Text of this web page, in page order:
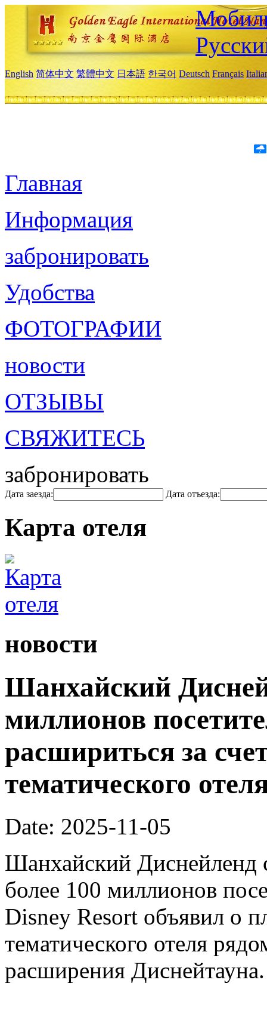
English 简体中文 繁體中文 日本語 한국어 Deutsch Français
Главная
Информация
забронировать
Удобства
ФОТОГРАФИИ
новости
ОТЗЫВЫ
СВЯЖИТЕСЬ
забронировать
Дата заезда: Дата отъезда:
Карта отеля
новости
Шанхайский
миллионов
расшириться за
тематического
Date: 2025-11-05
Шанхайский Диснейленд
более 100 миллионов
Disney Resort объявил о
тематического отеля
расширения Диснейтауна.